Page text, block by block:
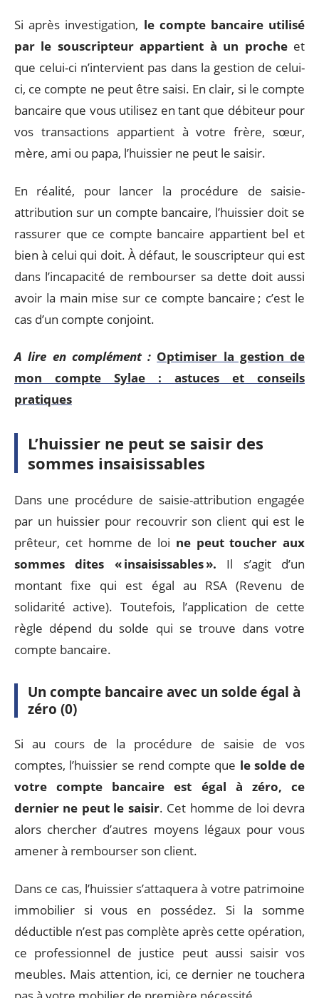
Si après investigation, le compte bancaire utilisé
par le souscripteur appartient à un procheet
que celui-ci n’intervient pas dans la gestion de celui-
ci, ce compte ne peut être saisi. En clair, si le compte
bancaire que vous utilisez en tant que débiteur pour
vos transactions appartient à votre frère, sœur,
mère, ami ou papa, l’huissier ne peut le saisir.
En réalité, pour lancer la procédure de saisie-
attribution sur un compte bancaire, l’huissier doit se
rassurer que ce compte bancaire appartient bel et
bien à celui qui doit. À défaut, le souscripteur qui est
dans l’incapacité de rembourser sa dette doit aussi
avoir la main mise sur ce compte bancaire ; c’est le
cas d’un compte conjoint.
A lire en complément : Optimiser la gestion de
mon compte Sylae : astuces et conseils
pratiques
L’huissier ne peut se saisir des
sommes insaisissables
Dans une procédure de saisie-attribution engagée
par un huissier pour recouvrir son client qui est le
prêteur, cet homme de loi ne peut toucher aux
sommes dites « insaisissables ». Il s’agit d’un
montant fixe qui est égal au RSA (Revenu de
solidarité active). Toutefois, l’application de cette
règle dépend du solde qui se trouve dans votre
compte bancaire.
Un compte bancaire avec un solde égal à
zéro (0)
Si au cours de la procédure de saisie de vos
comptes, l’huissier se rend compte que le solde de
votre compte bancaire est égal à zéro, ce
dernier ne peut le saisir. Cet homme de loi devra
alors chercher d’autres moyens légaux pour vous
amener à rembourser son client.
Dans ce cas, l’huissier s’attaquera à votre patrimoine
immobilier si vous en possédez. Si la somme
déductible n’est pas complète après cette opération,
ce professionnel de justice peut aussi saisir vos
meubles. Mais attention, ici, ce dernier ne touchera